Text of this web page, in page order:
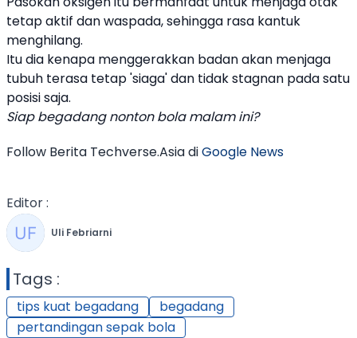
tetap aktif dan waspada, sehingga rasa kantuk
menghilang.
Itu dia kenapa menggerakkan badan akan menjaga
tubuh terasa tetap 'siaga' dan tidak stagnan pada satu
posisi saja.
Siapbegadangnonton bola malam ini?
Follow Berita Techverse.Asia diGoogle News
Editor :
Uli Febriarni
Tags :
tips kuat begadang
begadang
pertandingan sepak bola